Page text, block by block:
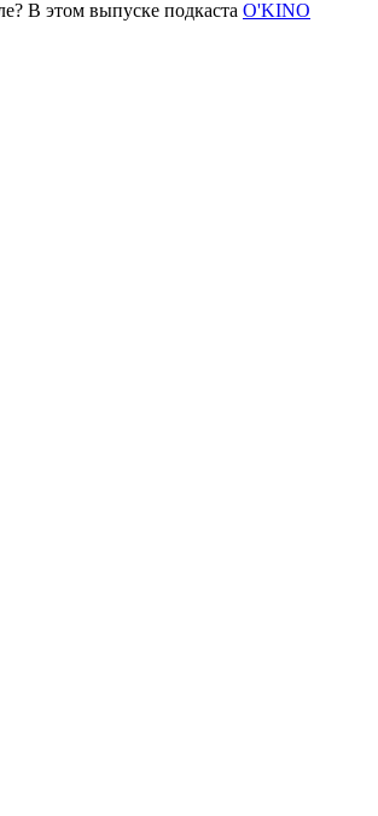
В этом выпуске подкаста O'KINO